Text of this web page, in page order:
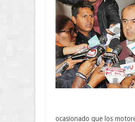
ocasionado que los